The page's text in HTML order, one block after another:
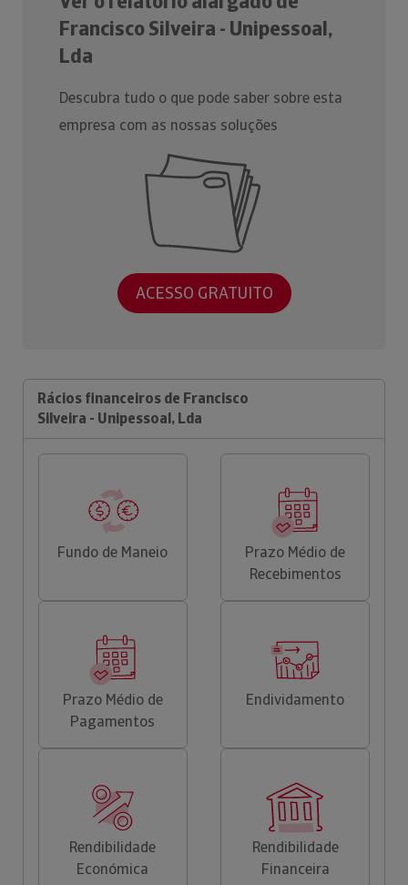
Francisco Silveira - Unipessoal,
Lda
Descubra tudo o que pode saber sobre esta
empresa com as nossas soluções
ACESSO GRATUITO
Rácios financeiros de Francisco
Silveira - Unipessoal, Lda
Fundo de Maneio
Prazo Médio de
Recebimentos
Prazo Médio de
Pagamentos
Endividamento
Rendibilidade
Económica
Rendibilidade
Financeira